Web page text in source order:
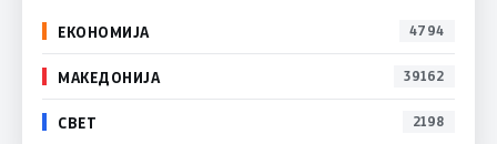
ЕКОНОМИЈА 4794
МАКЕДОНИЈА 39162
СВЕТ 2198